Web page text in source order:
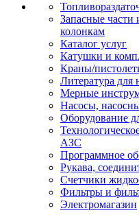
Запасные
колонкам
Каталог услуг
Катушки и
Краны/
Литература для
Мерные
Насосы,
Оборудование
АЗС
Программное
Рукава,
Счетчики
Фильтры и
Электромагазин